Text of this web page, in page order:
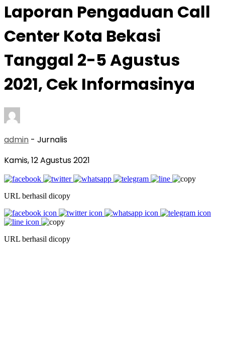
Laporan Pengaduan Call
Center Kota Bekasi
Tanggal 2-5 Agustus
2021, Cek Informasinya
admin - Jurnalis
Kamis, 12 Agustus 2021
URL berhasil dicopy
URL berhasil dicopy